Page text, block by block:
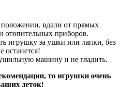
положении, вдали от прямых
отопительных приборов.
игрушку за ушки или лапки, без
останется!
машину и не гладить.
то игрушки очень
деток!